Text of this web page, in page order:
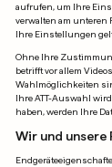
April
aufrufen, um Ihre
verwalten am unteren
Ihre Einstellungen
Ohne Ihre
betrifft vor allem
Wahlmöglichkeiten
Ihre ATT-Auswahl
haben, werden Ihre
Wir und unsere